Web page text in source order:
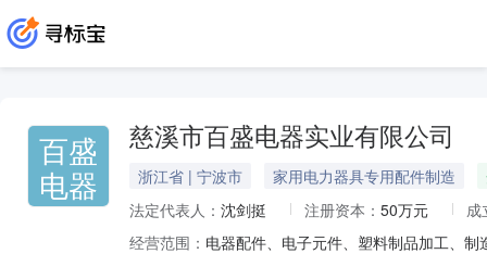
百盛
电器
慈溪市百盛电器实业有限公司
浙江省 | 宁波市 家用电力器具专用配件制造
法定代表人： 沈剑挺 注册资本： 50万元
成
经营范围： 电器配件、电子元件、塑料制品加工、